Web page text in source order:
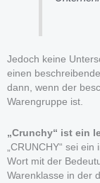
Jedoch keine
einen
dann, wenn der
Warengruppe ist.
„Crunchy“ ist ein
„CRUNCHY“ sei
Wort mit der
Warenklasse in der